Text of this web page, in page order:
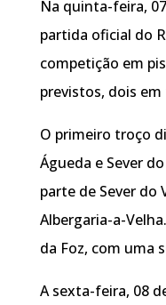
Na quinta-feira,
partida oficial do
competição em
previstos, dois
O primeiro troço
Águeda e Sever
parte de Sever do
Albergaria-a-
da Foz, com uma
A sexta-feira, 08